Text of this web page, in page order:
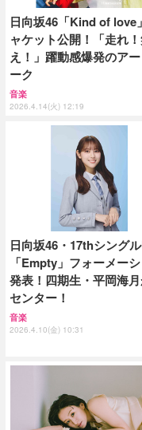
日向坂46「Kind of love
ャケット公開！「走れ
え！」躍動感爆発のア
ーク
音楽
2026.4.14(火) 12:19
日向坂46・17thシング
「Empty」フォーメー
発表！四期生・平岡海
センター！
音楽
2026.4.10(金) 10:31